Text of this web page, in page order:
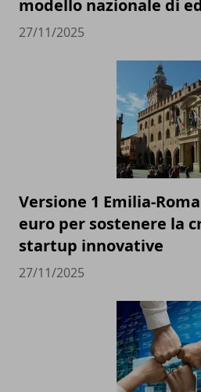
modello nazionale di
27/11/2025
Versione 1 Emilia-
euro per sostenere la
startup innovative
27/11/2025